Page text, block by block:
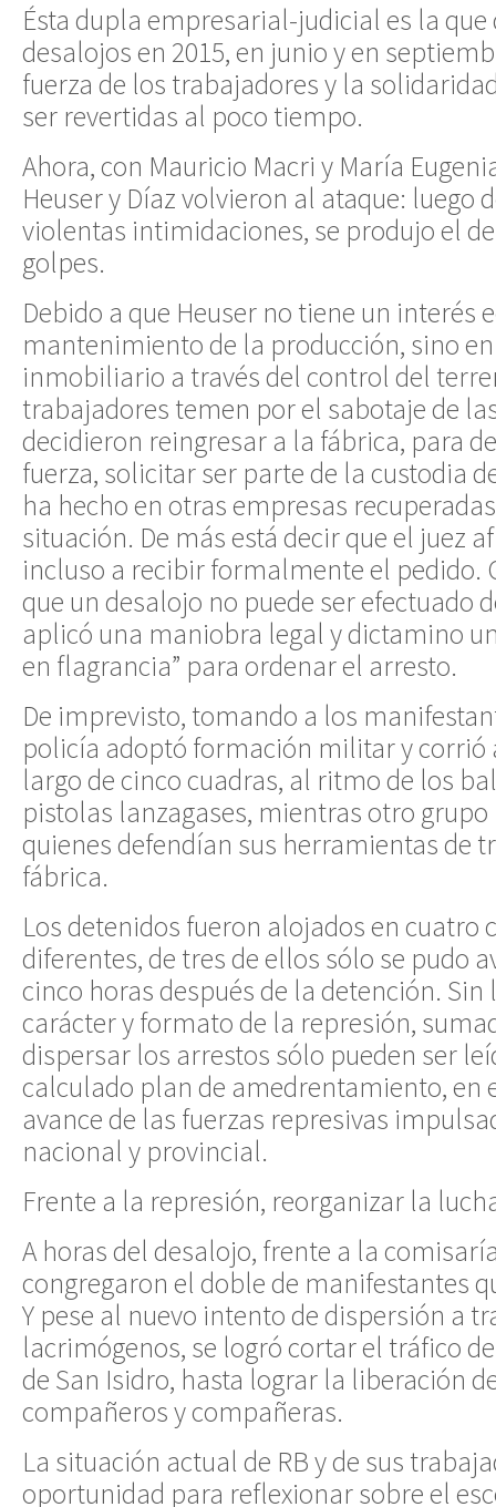
Ésta dupla empresarial-judicial es la
desalojos en 2015, en junio y en
fuerza de los trabajadores y la
ser revertidas al poco tiempo.
Ahora, con Mauricio Macri y María
Heuser y Díaz volvieron al ataque: luego
violentas intimidaciones, se produjo el
golpes.
Debido a que Heuser no tiene un interés
mantenimiento de la producción, sino
inmobiliario a través del control del
trabajadores temen por el sabotaje de
decidieron reingresar a la fábrica, para
fuerza, solicitar ser parte de la custodia
ha hecho en otras empresas
situación. De más está decir que el juez
incluso a recibir formalmente el pedido.
que un desalojo no puede ser efectuado
aplicó una maniobra legal y dictamino
en flagrancia” para ordenar el arresto.
De imprevisto, tomando a los
policía adoptó formación militar y corrió
largo de cinco cuadras, al ritmo de los
pistolas lanzagases, mientras otro
quienes defendían sus herramientas de
fábrica.
Los detenidos fueron alojados en cuatro
diferentes, de tres de ellos sólo se pudo
cinco horas después de la detención. Sin
carácter y formato de la represión,
dispersar los arrestos sólo pueden ser
calculado plan de amedrentamiento, en
avance de las fuerzas represivas
nacional y provincial.
Frente a la represión, reorganizar la
A horas del desalojo, frente a la
congregaron el doble de manifestantes
Y pese al nuevo intento de dispersión a
lacrimógenos, se logró cortar el tráfico
de San Isidro, hasta lograr la liberación
compañeros y compañeras.
La situación actual de RB y de sus
oportunidad para reflexionar sobre el